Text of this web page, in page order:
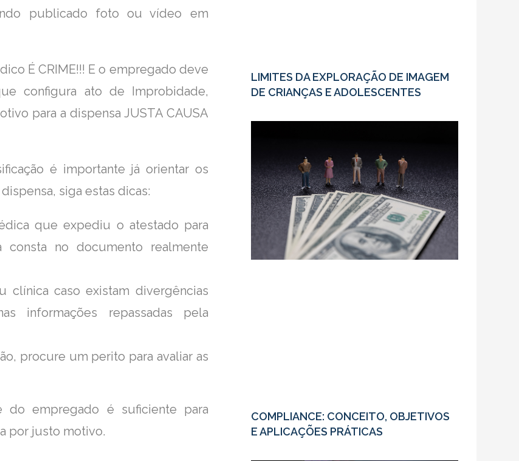
publicado foto ou vídeo em
É CRIME!!! E o empregado deve
configura ato de Improbidade,
para a dispensa JUSTA CAUSA
é importante já orientar os
siga estas dicas:
que expediu o atestado para
no documento realmente
clínica caso existam divergências
informações repassadas pela
procure um perito para avaliar as
do empregado é suficiente para
por justo motivo.
LIMITES DA EXPLORAÇÃO DE IMAGEM
DE CRIANÇAS E ADOLESCENTES
COMPLIANCE: CONCEITO, OBJETIVOS
E APLICAÇÕES PRÁTICAS